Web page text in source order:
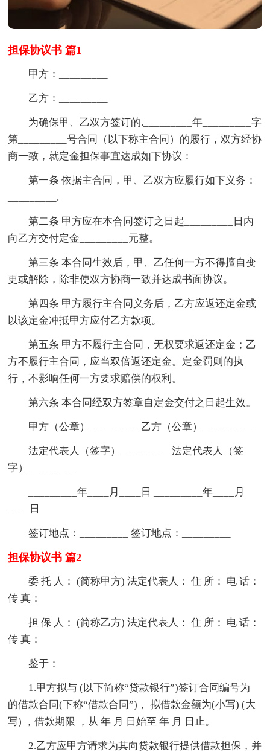
担保协议书 篇1
甲方：_________
乙方：_________
为确保甲、乙双方签订的._________年_________字
第_________号合同（以下称主合同）的履行，双方经协
商一致，就定金担保事宜达成如下协议：
第一条 依据主合同，甲、乙双方应履行如下义务：
_________.
第二条 甲方应在本合同签订之日起_________日内
向乙方交付定金_________元整。
第三条 本合同生效后，甲、乙任何一方不得擅自变
更或解除，除非使双方协商一致并达成书面协议。
第四条 甲方履行主合同义务后，乙方应返还定金或
以该定金冲抵甲方应付乙方款项。
第五条 甲方不履行主合同，无权要求返还定金；乙
方不履行主合同，应当双倍返还定金。定金罚则的执
行，不影响任何一方要求赔偿的权利。
第六条 本合同经双方签章自定金交付之日起生效。
甲方（公章）_________ 乙方（公章）_________
法定代表人（签字）_________ 法定代表人（签
字）_________
_________年____月____日 _________年____月
____日
签订地点：_________ 签订地点：_________
担保协议书 篇2
委 托 人： (简称甲方) 法定代表人： 住 所： 电 话：
传 真：
担 保 人： (简称乙方) 法定代表人： 住 所： 电 话：
传 真：
鉴于：
1.甲方拟与 (以下简称“贷款银行”)签订合同编号为
的借款合同(下称“借款合同”)， 拟借款金额为(小写) (大
写) ，借款期限 ，从 年 月 日始至 年 月 日止。
2.乙方应甲方请求为其向贷款银行提供借款担保，并